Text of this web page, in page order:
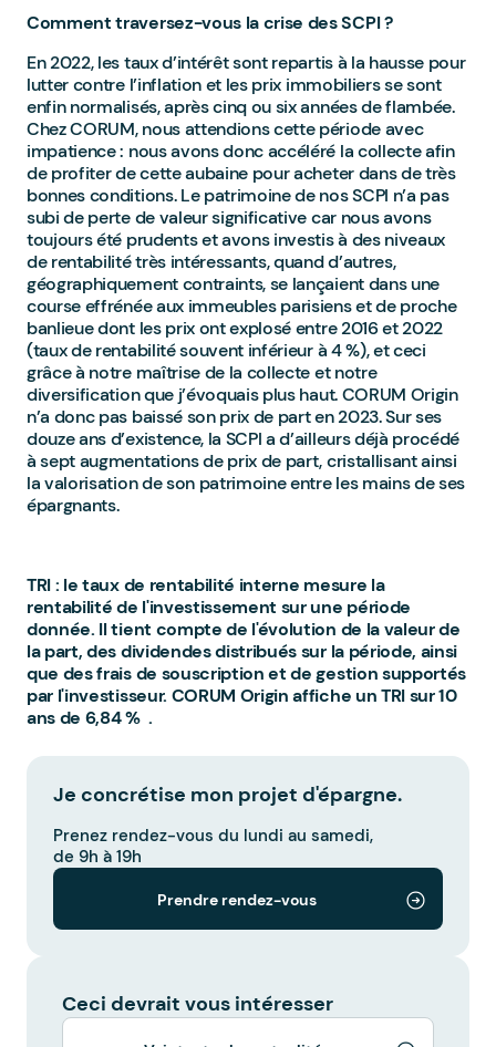
Comment traversez-vous la crise des SCPI ?
En 2022, les taux d’intérêt sont repartis à la hausse pour
lutter contre l’inflation et les prix immobiliers se sont
enfin normalisés, après cinq ou six années de flambée.
Chez CORUM, nous attendions cette période avec
impatience : nous avons donc accéléré la collecte afin
de profiter de cette aubaine pour acheter dans de très
bonnes conditions. Le patrimoine de nos SCPI n’a pas
subi de perte de valeur significative car nous avons
toujours été prudents et avons investis à des niveaux
de rentabilité très intéressants, quand d’autres,
géographiquement contraints, se lançaient dans une
course effrénée aux immeubles parisiens et de proche
banlieue dont les prix ont explosé entre 2016 et 2022
(taux de rentabilité souvent inférieur à 4 %), et ceci
grâce à notre maîtrise de la collecte et notre
diversification que j’évoquais plus haut. CORUM Origin
n’a donc pas baissé son prix de part en 2023. Sur ses
douze ans d’existence, la SCPI a d’ailleurs déjà procédé
à sept augmentations de prix de part, cristallisant ainsi
la valorisation de son patrimoine entre les mains de ses
épargnants.
TRI : le taux de rentabilité interne mesure la
rentabilité de l'investissement sur une période
donnée. Il tient compte de l'évolution de la valeur de
la part, des dividendes distribués sur la période, ainsi
que des frais de souscription et de gestion supportés
par l'investisseur. CORUM Origin affiche un TRI sur 10
ans de 6,84 % .
Je concrétise mon projet d'épargne.
Prenez rendez-vous du lundi au samedi,
de 9h à 19h
Prendre rendez-vous
Ceci devrait vous intéresser